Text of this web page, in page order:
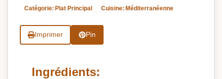
Catégorie: Plat Principal Cuisine: Méditerranéenne
Imprimer Pin
Ingrédients: